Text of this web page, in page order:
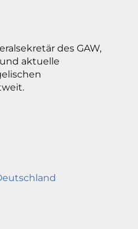
des GAW,
aktuelle